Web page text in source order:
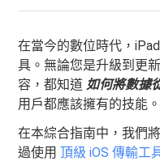
在當今的數位時代，
具。無論您是升級到更
容，都知道如何將數據
用戶都應該擁有的技能。
在本綜合指南中，我們
過使用頂級 iOS 傳輸工